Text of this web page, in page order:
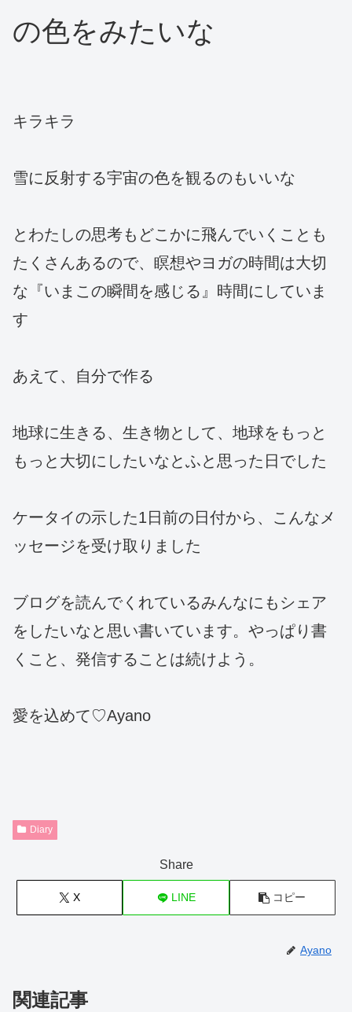
の色をみたいな
キラキラ
雪に反射する宇宙の色を観るのもいいな
とわたしの思考もどこかに飛んでいくことも
たくさんあるので、瞑想やヨガの時間は大切
な『いまこの瞬間を感じる』時間にしていま
す
あえて、自分で作る
地球に生きる、生き物として、地球をもっと
もっと大切にしたいなとふと思った日でした
ケータイの示した1日前の日付から、こんなメ
ッセージを受け取りました
ブログを読んでくれているみんなにもシェア
をしたいなと思い書いています。やっぱり書
くこと、発信することは続けよう。
愛を込めて♡Ayano
Diary
Share
X LINE コピー
Ayano
関連記事